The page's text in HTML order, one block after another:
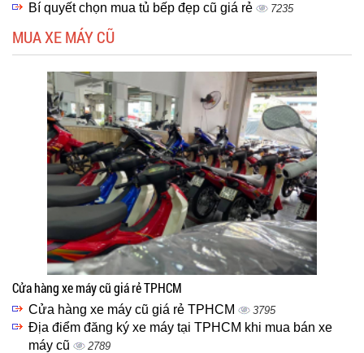
Bí quyết chọn mua tủ bếp đẹp cũ giá rẻ 7235
MUA XE MÁY CŨ
Cửa hàng xe máy cũ giá rẻ TPHCM
Cửa hàng xe máy cũ giá rẻ TPHCM 3795
Địa điểm đăng ký xe máy tại TPHCM khi mua bán xe
máy cũ
2789